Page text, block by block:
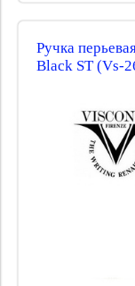
Ручка
Black ST (Vs-